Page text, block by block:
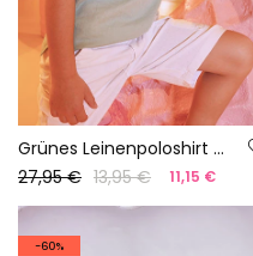
Grünes Leinenpoloshirt für Jungen
27,95 € 13,95 € 11,15 €
-60%